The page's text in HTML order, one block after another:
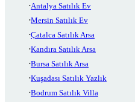
Antalya Satılık Ev
Mersin Satılık Ev
Çatalca Satılık Arsa
Kandıra Satılık Arsa
Bursa Satılık Arsa
Kuşadası Satılık Yazlık
Bodrum Satılık Villa